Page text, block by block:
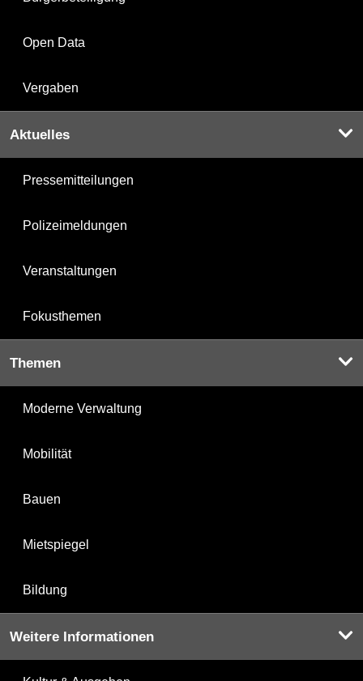
Open Data
Vergaben
Aktuelles
Pressemitteilungen
Polizeimeldungen
Veranstaltungen
Fokusthemen
Themen
Moderne Verwaltung
Mobilität
Bauen
Mietspiegel
Bildung
Weitere Informationen